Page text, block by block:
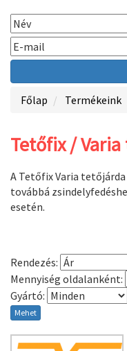
Főlap Termékeink
Tetőfix /
A Tetőfix Varia
továbbá
esetén.
Rendezés:
Mennyiség oldalanként:
Gyártó:
Mehet